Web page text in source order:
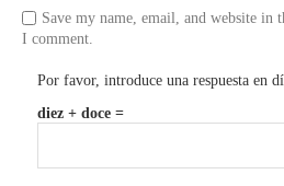
Save my name, email, and website in
I comment.
Por favor, introduce una respuesta en
diez + doce =